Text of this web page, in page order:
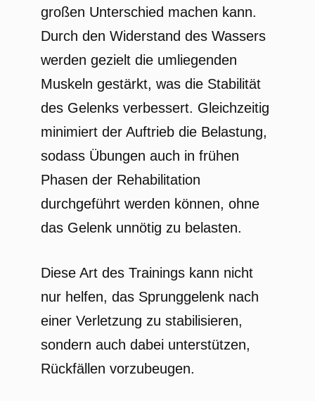
großen Unterschied machen kann.
Durch den Widerstand des Wassers
werden gezielt die umliegenden
Muskeln gestärkt, was die Stabilität
des Gelenks verbessert. Gleichzeitig
minimiert der Auftrieb die Belastung,
sodass Übungen auch in frühen
Phasen der Rehabilitation
durchgeführt werden können, ohne
das Gelenk unnötig zu belasten.
Diese Art des Trainings kann nicht
nur helfen, das Sprunggelenk nach
einer Verletzung zu stabilisieren,
sondern auch dabei unterstützen,
Rückfällen vorzubeugen.